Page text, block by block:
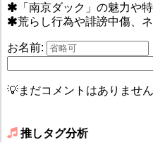
「南京ダック」の魅力や
荒らし行為や誹謗中傷、
お名前:
💡まだコメントはありませ
推しタグ分析